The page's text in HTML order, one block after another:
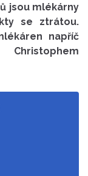
jsou mlékárny
se ztrátou.
napříč